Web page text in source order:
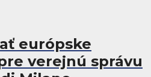
európske
verejnú správu